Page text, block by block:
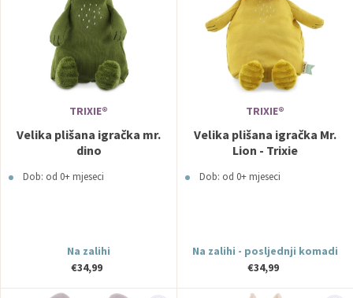
TRIXIE®
Velika plišana igračka mr.
dino
Dob: od 0+ mjeseci
Na zalihi
€34,99
TRIXIE®
Velika plišana igračka Mr.
Lion - Trixie
Dob: od 0+ mjeseci
Na zalihi - posljednji komadi
€34,99